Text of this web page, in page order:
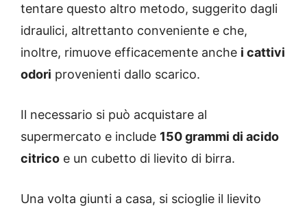
tentare questo altro metodo, suggerito dagli
idraulici, altrettanto conveniente e che,
inoltre, rimuove efficacemente anche i cattivi
odori provenienti dallo scarico.
Il necessario si può acquistare al
supermercato e include 150 grammi di acido
citrico e un cubetto di lievito di birra.
Una volta giunti a casa, si scioglie il lievito